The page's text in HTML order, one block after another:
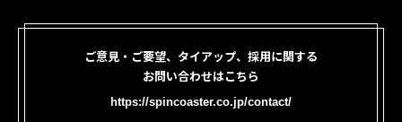
ご意見・ご要望、タイアップ、採用に関する
お問い合わせはこちら
https://spincoaster.co.jp/contact/